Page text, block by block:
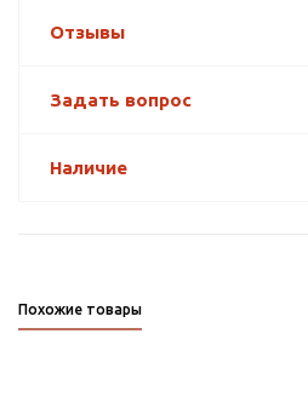
Отзывы
Задать вопрос
Наличие
Похожие товары